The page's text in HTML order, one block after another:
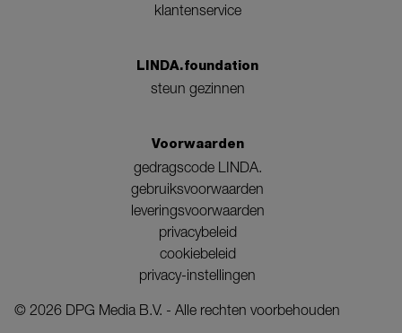
klantenservice
LINDA.foundation
steun gezinnen
Voorwaarden
gedragscode LINDA.
gebruiksvoorwaarden
leveringsvoorwaarden
privacybeleid
cookiebeleid
privacy-instellingen
© 2026 DPG Media B.V. - Alle rechten voorbehouden